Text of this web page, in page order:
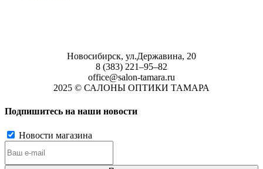
Новосибирск, ул.Державина, 20
8 (383) 221‒95‒82
office@salon-tamara.ru
2025 © САЛОНЫ ОПТИКИ ТАМАРА
Подпишитесь на наши новости
Новости магазина